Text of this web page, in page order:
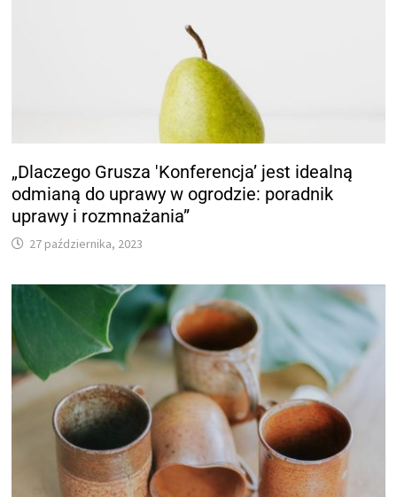
„Dlaczego Grusza 'Konferencja’ jest idealną
odmianą do uprawy w ogrodzie: poradnik
uprawy i rozmnażania”
27 października, 2023